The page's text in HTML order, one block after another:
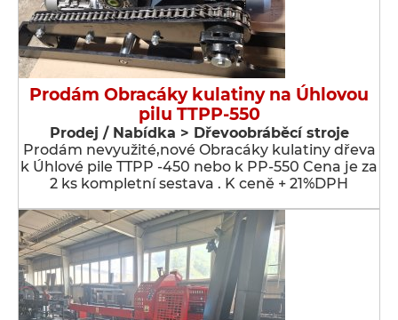
Prodám Obracáky kulatiny na Úhlovou
pilu TTPP-550
Prodej / Nabídka > Dřevoobráběcí stroje
Prodám nevyužité,nové Obracáky kulatiny dřeva
k Úhlové pile TTPP -450 nebo k PP-550 Cena je za
2 ks kompletní sestava . K ceně + 21%DPH